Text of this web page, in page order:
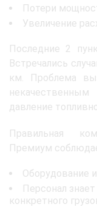
Потери
Увеличение
Последние 2
Встречались
км. Проблема
давление
Правильная
Премиум
Оборудование
Персонал
конкретного